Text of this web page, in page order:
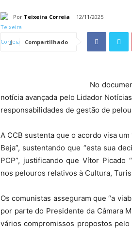
Por Teixeira Correia 12/11/2025
Compartilhado
No
notícia avançada pelo Lidador
responsabilidades de gestão de
A CCB sustenta que o acordo visa
Beja”, sustentando que “esta sua
PCP”, justificando que Vítor Picado
nos pelouros relativos à Cultura,
Os comunistas asseguram que “a
por parte do Presidente da Câmara
vários compromissos propostos